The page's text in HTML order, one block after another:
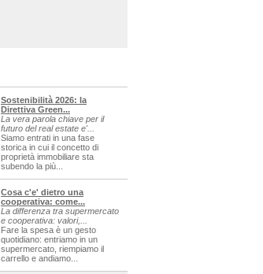
Sostenibilità 2026: la
Direttiva Green...
La vera parola chiave per il
futuro del real estate e'...
Siamo entrati in una fase
storica in cui il concetto di
proprietà immobiliare sta
subendo la più...
Cosa c'e' dietro una
cooperativa: come...
La differenza tra supermercato
e cooperativa: valori,...
Fare la spesa è un gesto
quotidiano: entriamo in un
supermercato, riempiamo il
carrello e andiamo...